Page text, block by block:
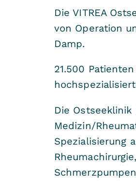
Die VITREA
von Operation
Damp.
21.500
Die
Medizin/
Spezialisierung